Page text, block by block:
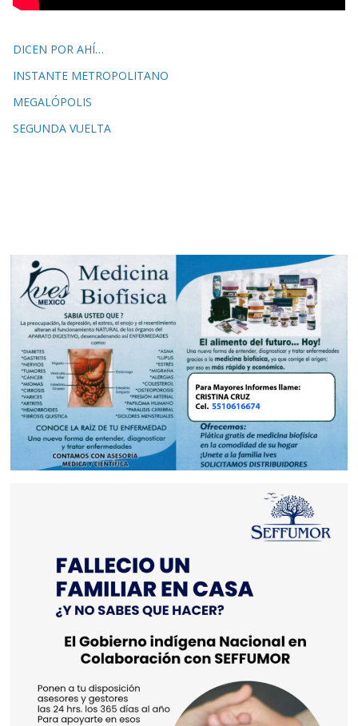
DICEN POR AHÍ…
INSTANTE METROPOLITANO
MEGALÓPOLIS
SEGUNDA VUELTA